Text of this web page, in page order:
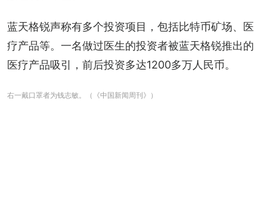
蓝天格锐声称有多个投资项目，包括比特币矿场、医
疗产品等。一名做过医生的投资者被蓝天格锐推出的
医疗产品吸引，前后投资多达1200多万人民币。
右一戴口罩者为钱志敏。（《中国新闻周刊》）